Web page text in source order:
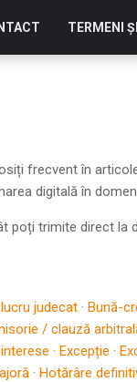
TERMENI
frecvent în
digitală în
poți trimite direct la
judecat · Bună-
/ clauză
· Excepție ·
· Hotărâre